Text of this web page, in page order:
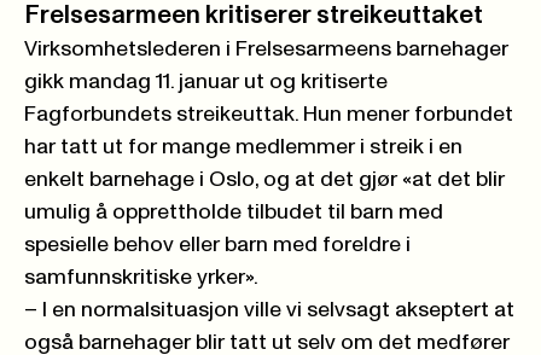
Frelsesarmeen kritiserer streikeuttaket
Virksomhetslederen i Frelsesarmeens barnehager
gikk mandag 11. januar ut og kritiserte
Fagforbundets streikeuttak. Hun mener forbundet
har tatt ut for mange medlemmer i streik i en
enkelt barnehage i Oslo, og at det gjør «at det blir
umulig å opprettholde tilbudet til barn med
spesielle behov eller barn med foreldre i
samfunnskritiske yrker».
– I en normalsituasjon ville vi selvsagt akseptert at
også barnehager blir tatt ut selv om det medfører